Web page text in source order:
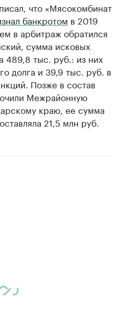
что «Мясокомбинат
банкротом в 2019
в арбитраж обратился
сумма исковых
489,8 тыс. руб.: из них
долга и 39,9 тыс. руб. в
Позже в состав
Межрайонную
краю, ее сумма
21,5 млн руб.